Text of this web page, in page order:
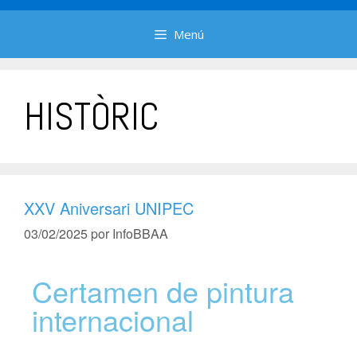
Menú
HISTÒRIC
XXV Aniversari UNIPEC
03/02/2025 por InfoBBAA
Certamen de pintura
internacional